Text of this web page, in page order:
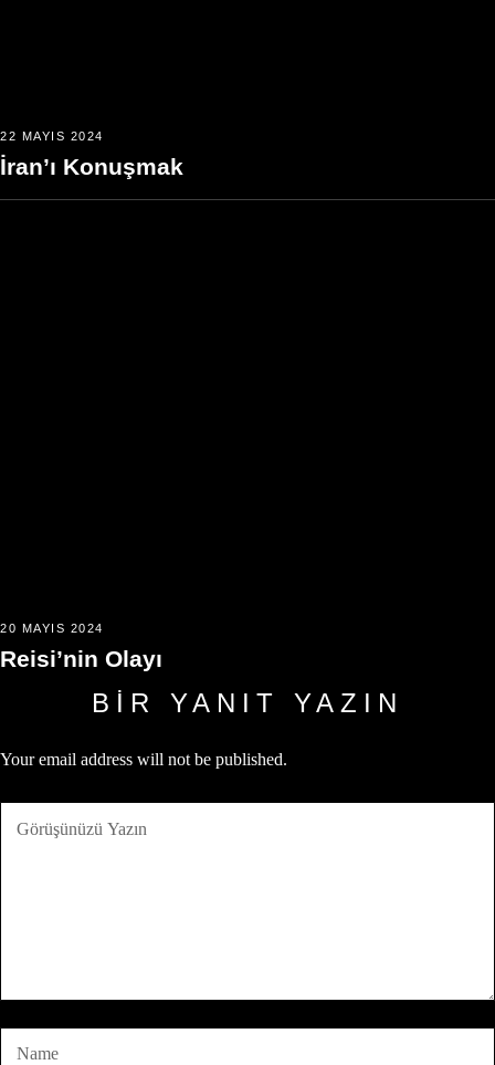
22 MAYIS 2024
İran’ı Konuşmak
20 MAYIS 2024
Reisi’nin Olayı
BIR YANIT YAZIN
Your email address will not be published.